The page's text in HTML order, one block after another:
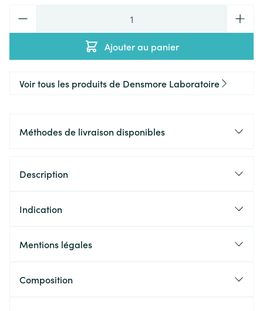
Ajouter au panier
Voir tous les produits de Densmore Laboratoire
Méthodes de livraison disponibles
Description
Indication
Mentions légales
Composition